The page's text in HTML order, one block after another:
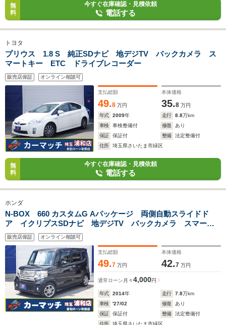
無
料
今すぐ在庫確認・見積依頼
電話する
トヨタ
プリウス 1.8 S 純正SDナビ 地デジTV バックカメラ ス
マートキー ETC ドライブレコーダー
販売店保証 オンライン相談可
支払総額
49.8 万円
本体価格
35.8 万円
年式
2009年 走行 8.8万km
車検
車検整備付 修復
あり
保証
保証付 整備
法定整備付
住所
埼玉県さいたま市緑区
無
料
今すぐ在庫確認・見積依頼
電話する
ホンダ
N-BOX 660 カスタムG Aパッケージ 両側自動スライドド
ア イクリプスSDナビ 地デジTV バックカメラ スマート
キー HIDライト ETC
販売店保証 オンライン相談可
支払総額
49.7 万円
本体価格
42.7 万円
通常ローン 月々4,000円
年式 2014年 走行 7.8万km
車検
'27/02 修復
あり
保証
保証付 整備
法定整備付
住所
埼玉県さいたま市緑区